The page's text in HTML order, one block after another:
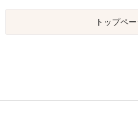
トップペ